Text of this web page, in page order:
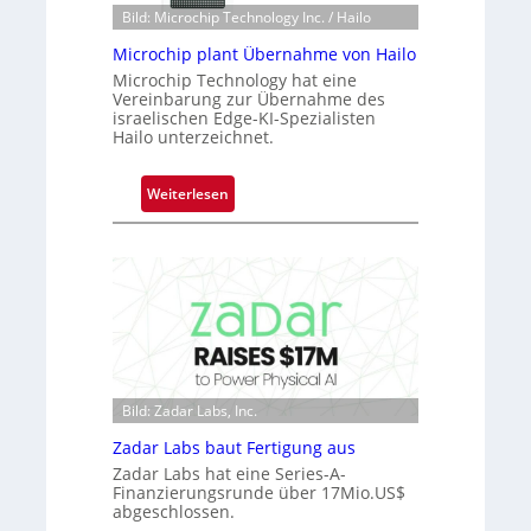
e
a
c
t
s
S
e
r
i
-
B
-
R
u
n
d
e
n
e
ü
b
e
r
m
a
r
k
V
i
o
n
Bild: Microchip Technology Inc. / Hailo
Microchip plant Übernahme von Hailo
Microchip Technology hat eine
Vereinbarung zur Übernahme des
israelischen Edge-KI-Spezialisten
Hailo unterzeichnet.
Weiterlesen:
M
o
c
h
i
p
p
l
a
n
Bild: Zadar Labs, Inc.
Zadar Labs baut Fertigung aus
Zadar Labs hat eine Series-A-
Finanzierungsrunde über 17Mio.US$
abgeschlossen.